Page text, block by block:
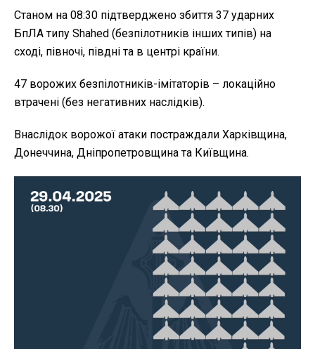
Станом на 08:30 підтверджено збиття 37 ударних
БпЛА типу Shahed (безпілотників інших типів) на
сході, півночі, півдні та в центрі країни.
47 ворожих безпілотників-імітаторів – локаційно
втрачені (без негативних наслідків).
Внаслідок ворожої атаки постраждали Харківщина,
Донеччина, Дніпропетровщина та Київщина.